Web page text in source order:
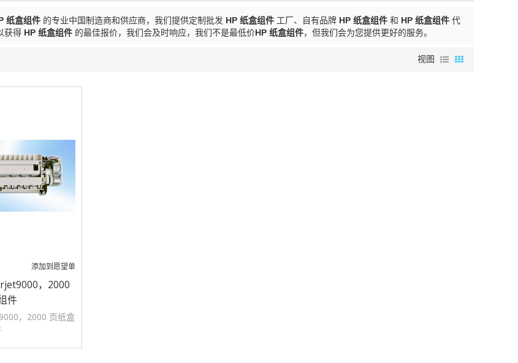
纸盒组件 的专业中国制造商和供应商，我们提供定制批发 HP 纸盒组件 工厂、自有品牌 HP 纸盒组件 和 HP 纸盒组件 代
获得 HP 纸盒组件 的最佳报价，我们会及时响应，我们不是最低价HP 纸盒组件，但我们会为您提供更好的服务。
视图
添加到愿望单
，2000
件
，2000 页纸盒